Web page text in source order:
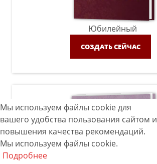
Юбилейный
СОЗДАТЬ СЕЙЧАС
Мы используем файлы cookie для
вашего удобства пользования сайтом и
повышения качества рекомендаций.
Мы используем файлы cookie.
Подробнее